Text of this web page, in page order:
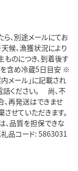
、別途メールにてお
候、漁獲状況により
のにつき、到着後す
を含め冷蔵5日目安 ※
メール」に記載され
話ください。 尚、不
再発送はできませ
せていただきます。
、品質を担保できな
品コード: 5863031